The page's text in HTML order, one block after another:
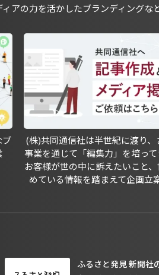
ィアの力を活かしたブランディングな
ブ
(株)共同通信社は半世紀に渡り
事業を通じて「編集力」を培って
お客様が世の中に訴えたいこと
めている情報を踏まえて企画立
ふるさと発見 新聞社